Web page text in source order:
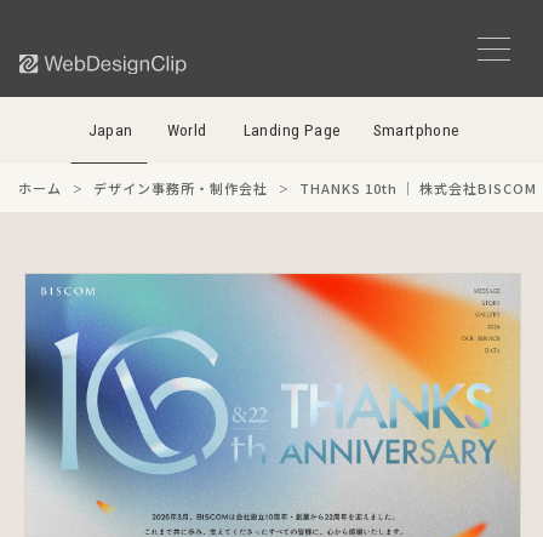
Japan World Landing Page Smartphone
ホーム デザイン事務所・制作会社 THANKS 10th ｜ 株式会社BISCOM